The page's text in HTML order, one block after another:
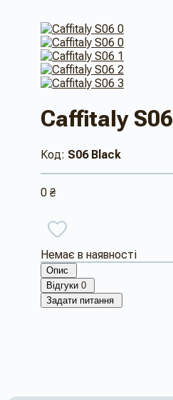
Caffitaly S06
Код: S06 Black
0 ₴
Немає в наявності
Опис
Відгуки 0
Задати питання